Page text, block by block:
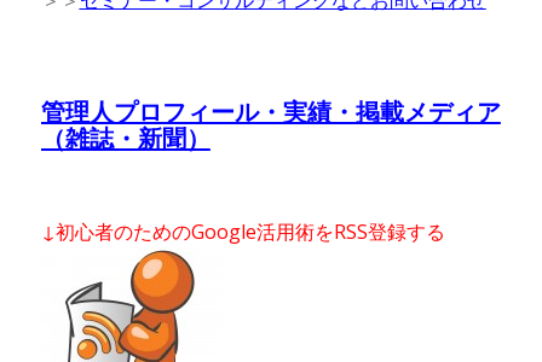
管理人プロフィール・実績・掲載メディア
（雑誌・新聞）
↓初心者のためのGoogle活用術をRSS登録する